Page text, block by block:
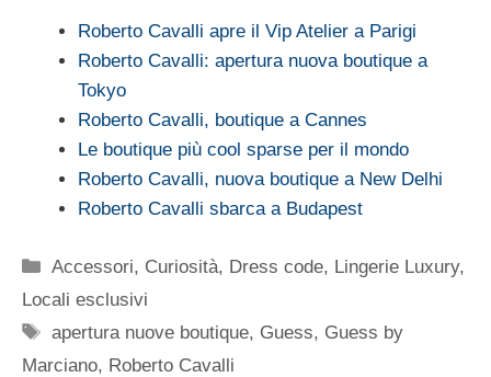
Roberto Cavalli apre il Vip Atelier a Parigi
Roberto Cavalli: apertura nuova boutique a
Tokyo
Roberto Cavalli, boutique a Cannes
Le boutique più cool sparse per il mondo
Roberto Cavalli, nuova boutique a New Delhi
Roberto Cavalli sbarca a Budapest
Categorie
Accessori, Curiosità, Dress code, Lingerie Luxury,
Locali esclusivi
Tag
apertura nuove boutique, Guess, Guess by
Marciano, Roberto Cavalli